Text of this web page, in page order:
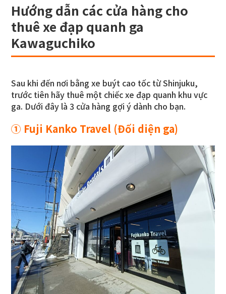
Hướng dẫn các cửa hàng cho
thuê xe đạp quanh ga
Kawaguchiko
Sau khi đến nơi bằng xe buýt cao tốc từ Shinjuku,
trước tiên hãy thuê một chiếc xe đạp quanh khu vực
ga. Dưới đây là 3 cửa hàng gợi ý dành cho bạn.
① Fuji Kanko Travel (Đối diện ga)